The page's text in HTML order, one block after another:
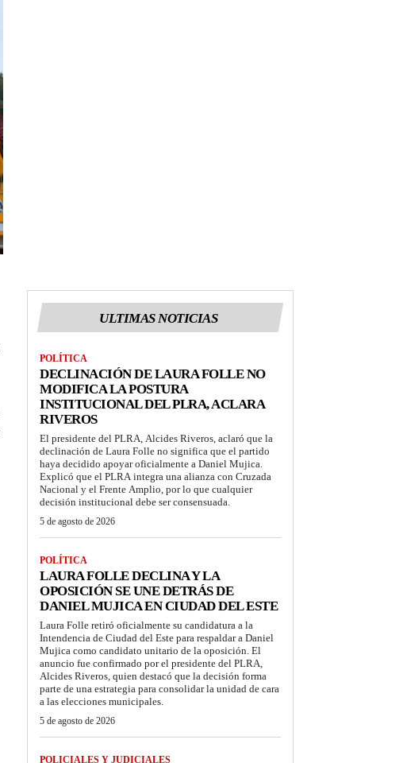
ULTIMAS NOTICIAS
POLÍTICA
DECLINACIÓN DE LAURA FOLLE NO
MODIFICA LA POSTURA
INSTITUCIONAL DEL PLRA, ACLARA
RIVEROS
El presidente del PLRA, Alcides Riveros, aclaró que la
declinación de Laura Folle no significa que el partido
haya decidido apoyar oficialmente a Daniel Mujica.
Explicó que el PLRA integra una alianza con Cruzada
Nacional y el Frente Amplio, por lo que cualquier
decisión institucional debe ser consensuada.
5 de agosto de 2026
POLÍTICA
LAURA FOLLE DECLINA Y LA
OPOSICIÓN SE UNE DETRÁS DE
DANIEL MUJICA EN CIUDAD DEL ESTE
Laura Folle retiró oficialmente su candidatura a la
Intendencia de Ciudad del Este para respaldar a Daniel
Mujica como candidato unitario de la oposición. El
anuncio fue confirmado por el presidente del PLRA,
Alcides Riveros, quien destacó que la decisión forma
parte de una estrategia para consolidar la unidad de cara
a las elecciones municipales.
5 de agosto de 2026
POLICIALES Y JUDICIALES